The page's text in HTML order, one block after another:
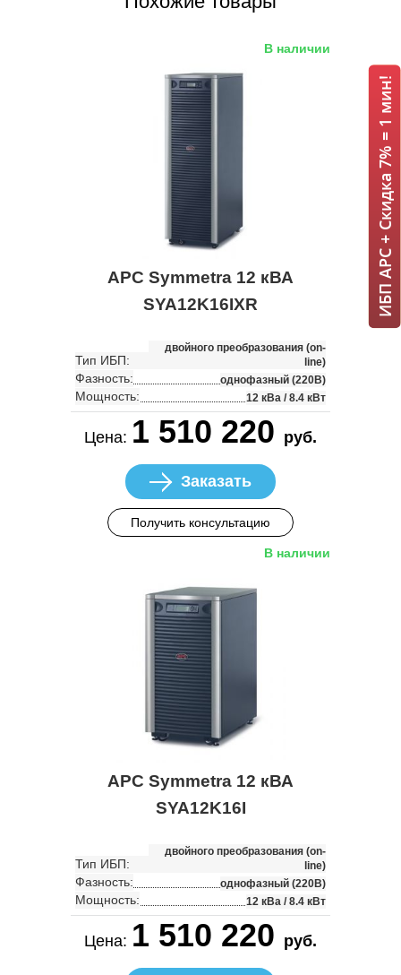
В наличии
APC Symmetra 12 кВА
SYA12K16IXR
Тип ИБП:
двойного преобразования (on-
line)
Фазность: однофазный (220В)
Мощность: 12 кВа / 8.4 кВт
Цена: 1 510 220 руб.
Заказать
Получить консультацию
В наличии
APC Symmetra 12 кВА
SYA12K16I
Тип ИБП:
двойного преобразования (on-
line)
Фазность: однофазный (220В)
Мощность: 12 кВа / 8.4 кВт
Цена: 1 510 220 руб.
ИБП APC + Скидка 7% = 1 мин!